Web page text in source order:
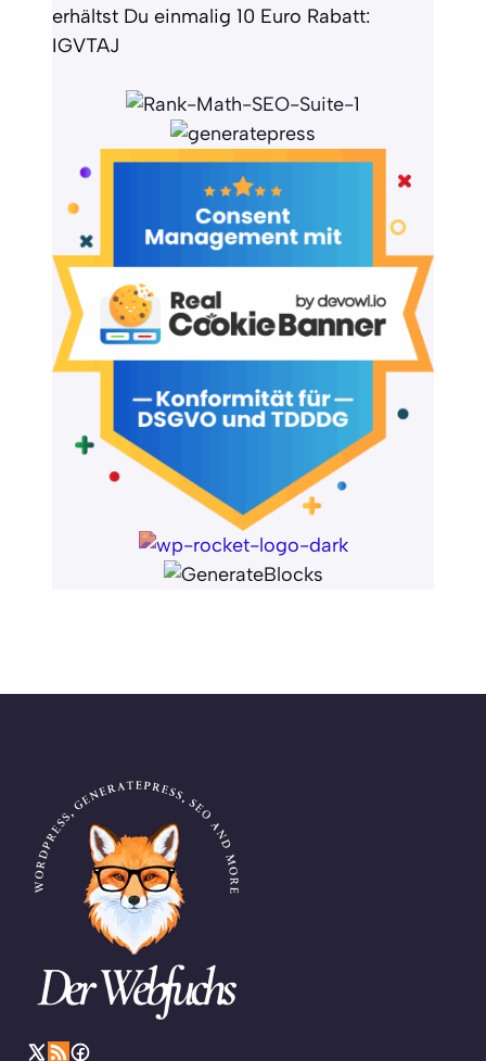
erhältst Du einmalig 10 Euro Rabatt:
IGVTAJ